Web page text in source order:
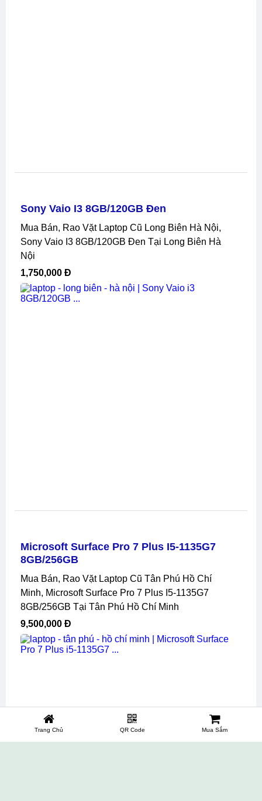
Sony Vaio I3 8GB/120GB Đen
Mua Bán, Rao Vặt Laptop Cũ Long Biên Hà Nội,
Sony Vaio I3 8GB/120GB Đen Tại Long Biên Hà
Nội
1,750,000 Đ
Microsoft Surface Pro 7 Plus I5-1135G7
8GB/256GB
Mua Bán, Rao Vặt Laptop Cũ Tân Phú Hồ Chí
Minh, Microsoft Surface Pro 7 Plus I5-1135G7
8GB/256GB Tại Tân Phú Hồ Chí Minh
9,500,000 Đ
Trang Chủ QR Code Mua Sắm